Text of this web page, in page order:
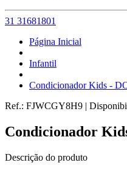
31 31681801
Página Inicial
Infantil
Condicionador Kids -
Ref.: FJWCGY8H9 |
Condicionador
Descrição do produto